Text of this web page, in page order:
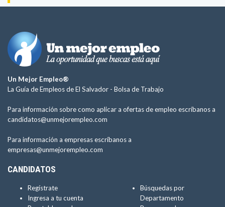
Un Mejor Empleo®
La Guía de Empleos de El Salvador - Bolsa de Trabajo
Para información sobre como aplicar a ofertas de empleo escríbanos a
candidatos@unmejorempleo.com
Para información a empresas escríbanos a
empresas@unmejorempleo.com
CANDIDATOS
Regístrate
Ingresa a tu cuenta
Búsquedas por
Departamento